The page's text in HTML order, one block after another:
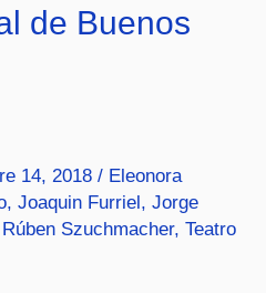
de Buenos
14, 2018 / Eleonora
, Joaquin Furriel , Jorge
Rúben Szuchmacher, Teatro